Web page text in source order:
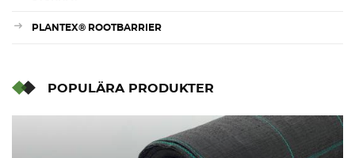
PLANTEX® ROOTBARRIER
POPULÄRA PRODUKTER